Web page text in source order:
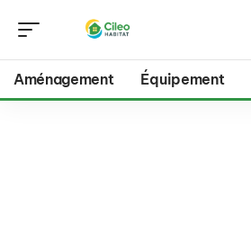
Aménagement Équipement